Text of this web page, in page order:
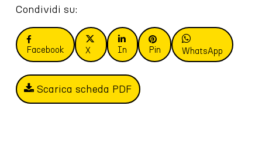
Condividi su:
Facebook X In Pin WhatsApp
Scarica scheda PDF